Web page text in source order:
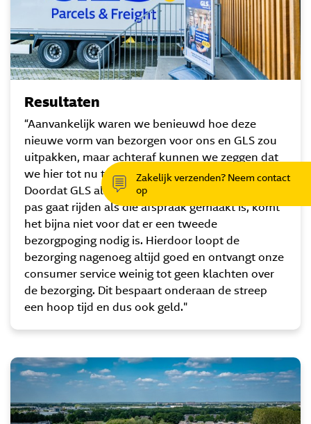
Resultaten
“Aanvankelijk waren we benieuwd hoe deze
nieuwe vorm van bezorgen voor ons en GLS zou
uitpakken, maar achteraf kunnen we zeggen dat
we hier tot nu toe zeker positief in zijn verrast!
Doordat GLS altijd een bezorgafspraak maakt en
pas gaat rijden als die afspraak gemaakt is, komt
het bijna niet voor dat er een tweede
bezorgpoging nodig is. Hierdoor loopt de
bezorging nagenoeg altijd goed en ontvangt onze
consumer service weinig tot geen klachten over
de bezorging. Dit bespaart onderaan de streep
een hoop tijd en dus ook geld."
Zakelijk verzenden? Neem contact
op